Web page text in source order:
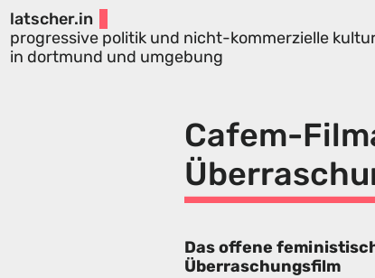
latscher.in
progressive politik und nicht-kommerzielle
in dortmund und umgebung
Cafem-
Das offene
Überraschungsfilm